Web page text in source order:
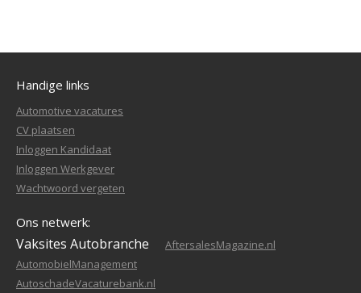
Handige links
Automotive vacatures
CV plaatsen
Inloggen Kandidaat
Inloggen Werkgever
Wachtwoord vergeten
Ons netwerk:
Vaksites Autobranche
AftersalesMagazine.nl
AutomobielManagement
AutoschadeVacaturebank.nl